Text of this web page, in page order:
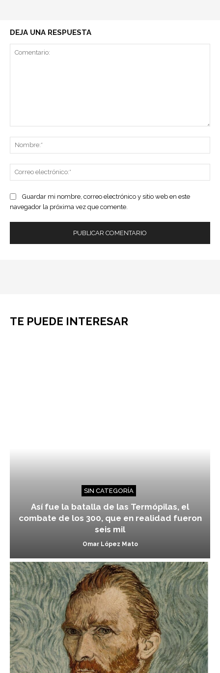
DEJA UNA RESPUESTA
Guardar mi nombre, correo electrónico y sitio web en este
navegador la próxima vez que comente.
TE PUEDE INTERESAR
SIN CATEGORÍA
Así fue la batalla de las Termópilas, el
combate de los 300, que en realidad fueron
seis mil
Omar López Mato